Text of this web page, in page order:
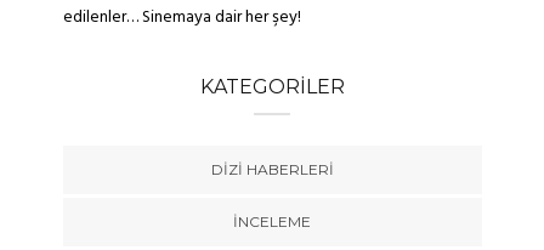
edilenler… Sinemaya dair her şey!
KATEGORILER
DIZI HABERLERI
İNCELEME